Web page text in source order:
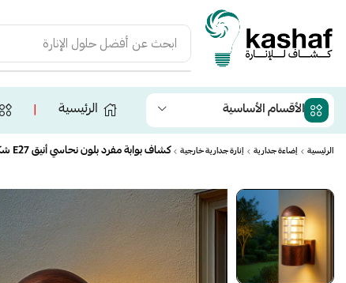
ابحث عن أفضل حلول الإنارة
الأقسام الأساسية الرئيسية ❘
الرئيسية إضاءة جدارية إنارة جدارية خارجية كشاف بوابة مفرد بلون نحاسي أنيق E27 شكل قبة مصنوع من البلاستيك المعالج